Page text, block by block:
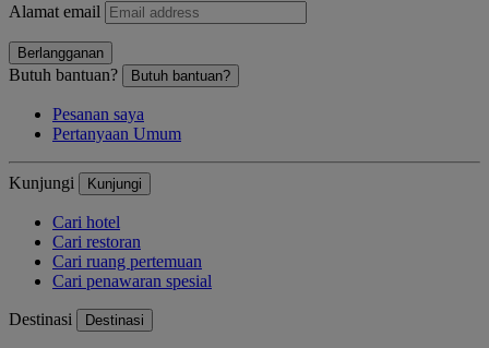
Alamat email
Berlangganan
Butuh bantuan? Butuh bantuan?
Pesanan saya
Pertanyaan Umum
Kunjungi Kunjungi
Cari hotel
Cari restoran
Cari ruang pertemuan
Cari penawaran spesial
Destinasi Destinasi